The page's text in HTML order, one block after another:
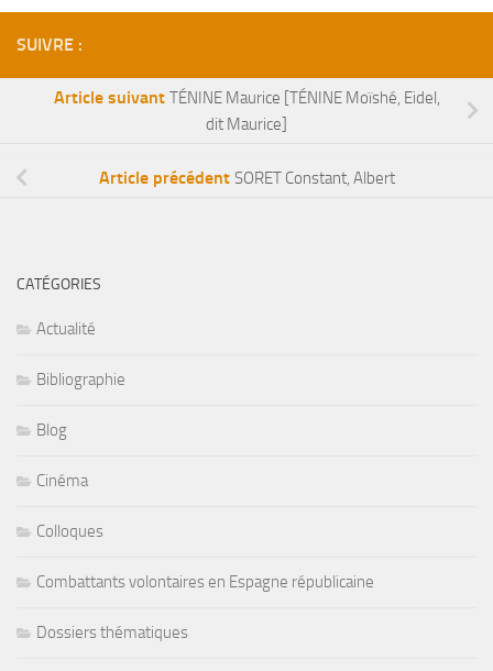
SUIVRE :
Article suivant TÉNINE Maurice [TÉNINE Moïshé, Eidel,
dit Maurice]
Article précédent SORET Constant, Albert
CATÉGORIES
Actualité
Bibliographie
Blog
Cinéma
Colloques
Combattants volontaires en Espagne républicaine
Dossiers thématiques